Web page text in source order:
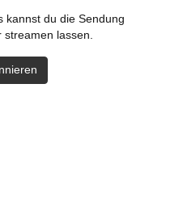
kannst du die Sendung
streamen lassen.